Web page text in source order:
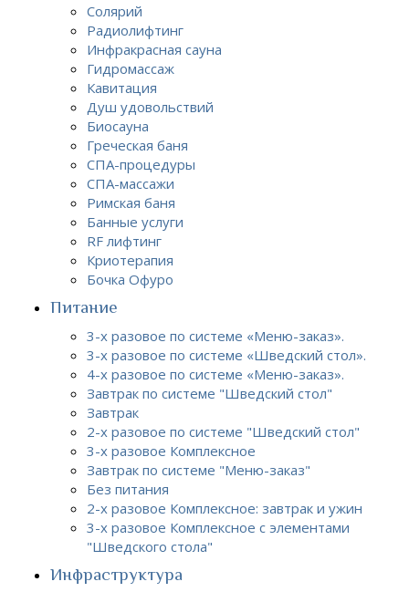
Солярий
Радиолифтинг
Инфракрасная сауна
Гидромассаж
Кавитация
Душ удовольствий
Биосауна
Греческая баня
СПА-процедуры
СПА-массажи
Римская баня
Банные услуги
RF лифтинг
Криотерапия
Бочка Офуро
Питание
3-х разовое по системе «Меню-заказ».
3-х разовое по системе «Шведский стол».
4-х разовое по системе «Меню-заказ».
Завтрак по системе "Шведский стол"
Завтрак
2-х разовое по системе "Шведский стол"
3-х разовое Комплексное
Завтрак по системе "Меню-заказ"
Без питания
2-х разовое Комплексное: завтрак и ужин
3-х разовое Комплексное с элементами
"Шведского стола"
Инфраструктура